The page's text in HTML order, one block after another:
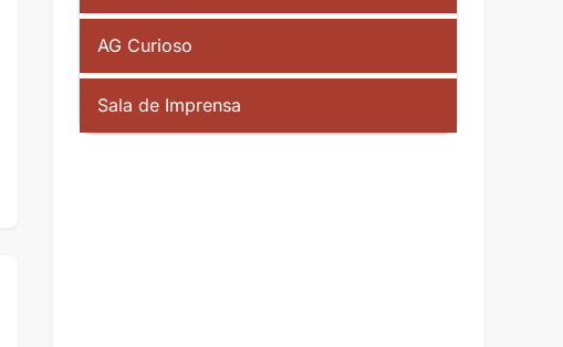
AG Curioso
Sala de Imprensa